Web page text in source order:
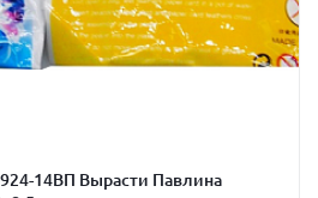
14ВП Вырасти Павлина